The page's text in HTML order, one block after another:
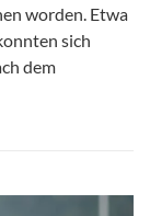
worden. Etwa
sich
dem